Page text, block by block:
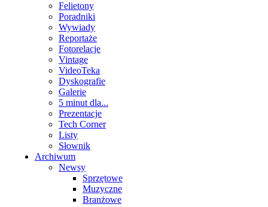
Felietony
Poradniki
Wywiady
Reportaże
Fotorelacje
Vintage
VideoTeka
Dyskografie
Galerie
5 minut dla...
Prezentacje
Tech Corner
Listy
Słownik
Archiwum
Newsy
Sprzętowe
Muzyczne
Branżowe